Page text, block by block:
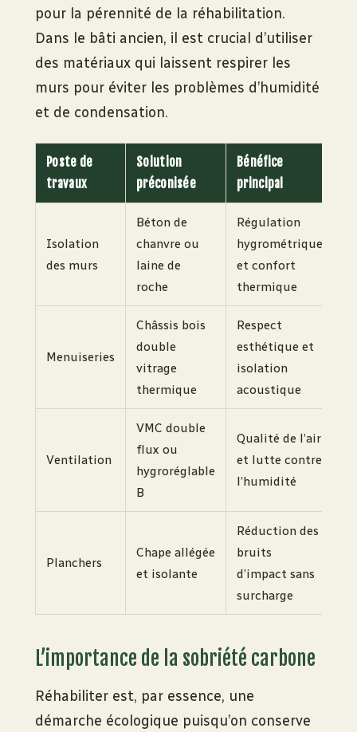
pour la pérennité de la réhabilitation.
Dans le bâti ancien, il est crucial d’utiliser
des matériaux qui laissent respirer les
murs pour éviter les problèmes d’humidité
et de condensation.
Poste de
travaux
Solution
préconisée
Bénéfice
principal
Isolation
des murs
Béton de
chanvre ou
laine de
roche
Régulation
hygrométrique
et confort
thermique
Menuiseries
Châssis bois
double
vitrage
thermique
Respect
esthétique et
isolation
acoustique
Ventilation
VMC double
flux ou
hygroréglable
B
Qualité de l’air
et lutte contre
l’humidité
Planchers
Chape allégée
et isolante
Réduction des
bruits
d’impact sans
surcharge
L’importance de la sobriété carbone
Réhabiliter est, par essence, une
démarche écologique puisqu’on conserve